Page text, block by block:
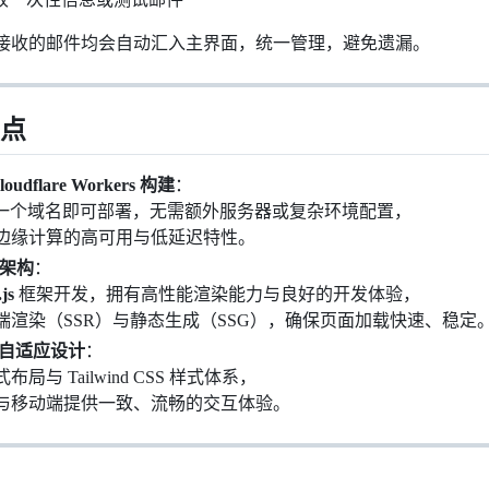
收的邮件均会自动汇入主界面，统一管理，避免遗漏。
Workers 构建：
个域名即可部署，无需额外服务器或复杂环境配置，
缘计算的高可用与低延迟特性。
构：
框架开发，拥有高性能渲染能力与良好的开发体验，
渲染（SSR）与静态生成（SSG），确保页面加载快速、稳定
适应设计：
布局与 Tailwind CSS 样式体系，
移动端提供一致、流畅的交互体验。